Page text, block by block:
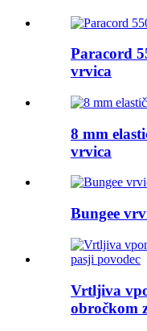
Paracord
vrvica
8 mm
vrvica
Bungee
Vrtljiva
obročkom